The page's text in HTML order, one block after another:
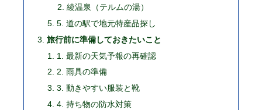
綾温泉（テルムの湯）
5. 道の駅で地元特産品探し
旅行前に準備しておきたいこと
1. 最新の天気予報の再確認
2. 雨具の準備
3. 動きやすい服装と靴
4. 持ち物の防水対策